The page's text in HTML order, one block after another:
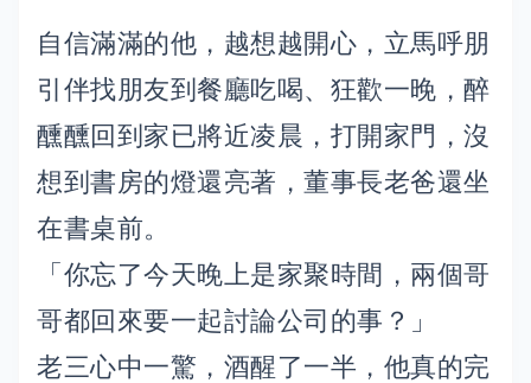
自信滿滿的他，越想越開心，立馬呼朋
引伴找朋友到餐廳吃喝、狂歡一晚，醉
醺醺回到家已將近凌晨，打開家門，沒
想到書房的燈還亮著，董事長老爸還坐
在書桌前。
「你忘了今天晚上是家聚時間，兩個哥
哥都回來要一起討論公司的事？」
老三心中一驚，酒醒了一半，他真的完